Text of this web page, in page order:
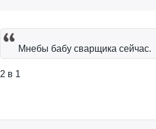
Мнебы бабу сварщика сейчас.
2 в 1